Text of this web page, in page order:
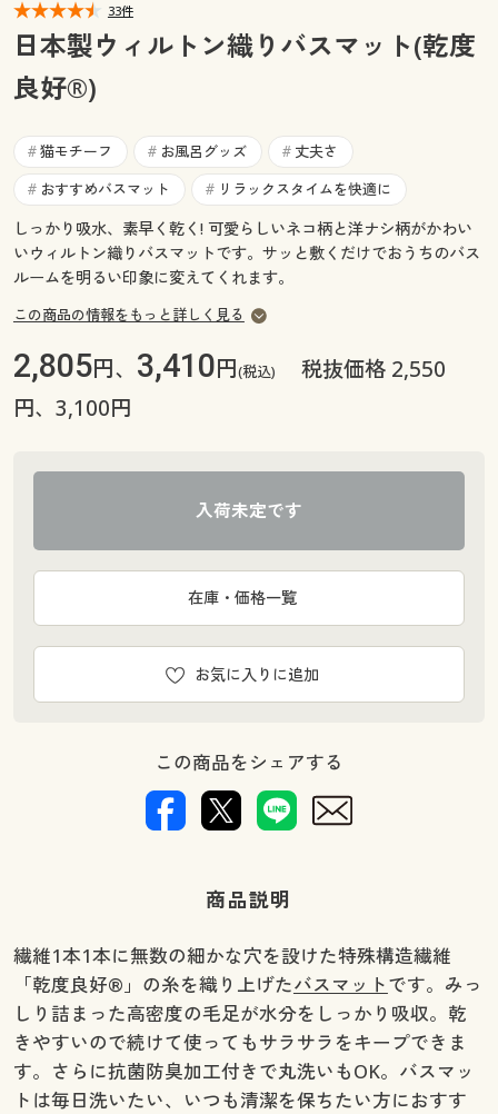
マイページ
閲覧履歴
お気に入り
サポート
ご利用ガイド
よくある質問とお問い合わせ
閲覧履歴
お気に入り
サポート
ご利用ガイド
よくある質問とお問い合わせ
33件
日本製ウィルトン織りバスマット(乾度
良好®)
# 猫モチーフ # お風呂グッズ # 丈夫さ
# おすすめバスマット # リラックスタイムを快適に
しっかり吸水、素早く乾く! 可愛らしいネコ柄と洋ナシ柄がかわい
いウィルトン織りバスマットです。サッと敷くだけでおうちのバス
ルームを明るい印象に変えてくれます。
この商品の情報をもっと詳しく見る
2,805円、 3,410円(税込)
税抜価格 2,550
円、3,100円
入荷未定です
お気に入りに追加
在庫・価格一覧
この商品をシェアする
商品説明
繊維1本1本に無数の細かな穴を設けた特殊構造繊維
「乾度良好®」の糸を織り上げたバスマットです。みっ
しり詰まった高密度の毛足が水分をしっかり吸収。乾
きやすいので続けて使ってもサラサラをキープできま
す。さらに抗菌防臭加工付きで丸洗いもOK。バスマッ
トは毎日洗いたい、いつも清潔を保ちたい方におすす